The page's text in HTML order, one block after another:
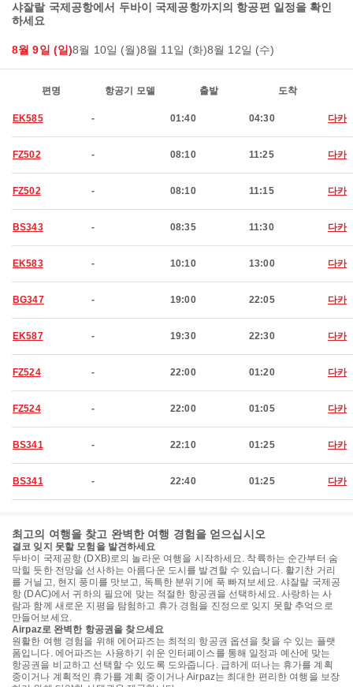
샤잘랄 국제공항에서 두바이 국제공항까지의 항공편 일정을 확인
하세요
8월 9일 (일)8월 10일 (월)8월 11일 (화)8월 12일 (수)
편명 항공기 모델 출발 도착
EK585 - 01:40 04:30 다카
FZ502 - 08:10 11:25 다카
FZ502 - 08:10 11:15 다카
BS343 - 08:35 11:30 다카
EK583 - 10:10 13:00 다카
BG347 - 19:00 22:05 다카
EK587 - 19:30 22:30 다카
FZ524 - 22:00 01:20 다카
FZ524 - 22:00 01:05 다카
BS341 - 22:10 01:25 다카
BS341 - 22:40 01:25 다카
최고의 여행을 찾고 완벽한 여행 경험을 얻으십시오
결코 잊지 못할 모험을 발견하세요
두바이 국제공항 (DXB)로의 놀라운 여행을 시작하세요. 착륙하는 순간부터 숨
막힐 듯한 전망을 선사하는 아름다운 도시를 발견할 수 있습니다. 활기찬 거리
를 거닐고, 현지 풍미를 맛보고, 독특한 분위기에 푹 빠져보세요. 샤잘랄 국제공
항 (DAC)에서 귀하의 필요에 맞는 적절한 항공권을 선택하세요. 사랑하는 사
람과 함께 새로운 지평을 탐험하고 휴가 경험을 진정으로 잊지 못할 추억으로
만들어보세요.
Airpaz로 완벽한 항공권을 찾으세요
원활한 여행 경험을 위해 에어파즈는 최적의 항공권 옵션을 찾을 수 있는 플랫
폼입니다. 에어파즈는 사용하기 쉬운 인터페이스를 통해 일정과 예산에 맞는
항공권을 비교하고 선택할 수 있도록 도와줍니다. 급하게 떠나는 휴가를 계획
중이거나 계획적인 휴가를 계획 중이거나 Airpaz는 최대한 편리한 여행을 보장